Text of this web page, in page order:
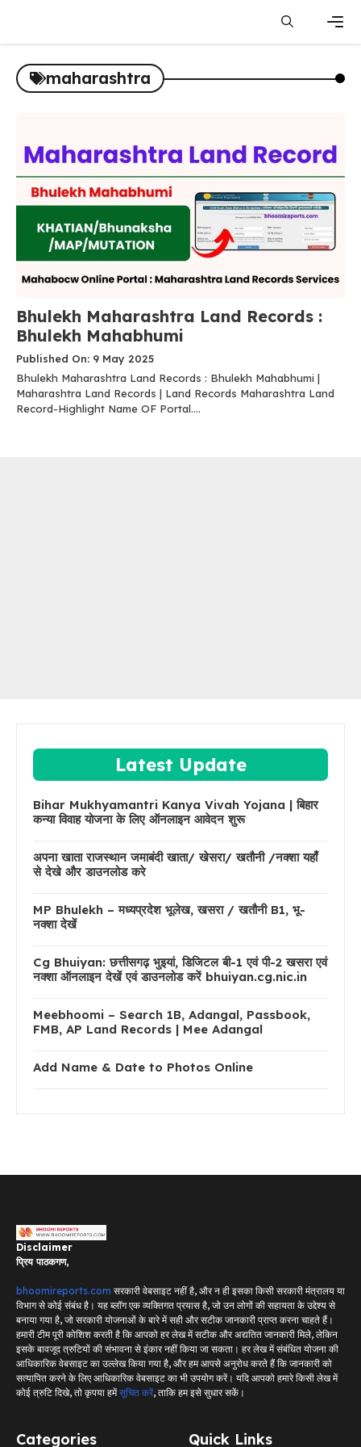
content
maharashtra
Bhulekh Maharashtra Land Records :
Bhulekh Mahabhumi
Published On: 9 May 2025
Bhulekh Maharashtra Land Records : Bhulekh Mahabhumi |
Maharashtra Land Records | Land Records Maharashtra Land
Record-Highlight Name OF Portal....
Latest Update
Bihar Mukhyamantri Kanya Vivah Yojana | बिहार
कन्या विवाह योजना के लिए ऑनलाइन आवेदन शुरू
अपना खाता राजस्थान जमाबंदी खाता/ खेसरा/ खतौनी /नक्शा यहाँ
से देखे और डाउनलोड करे
MP Bhulekh – मध्यप्रदेश भूलेख, खसरा / खतौनी B1, भू-
नक्शा देखें
Cg Bhuiyan: छत्तीसगढ़ भुइयां, डिजिटल बी-1 एवं पी-2 खसरा एवं
नक्शा ऑनलाइन देखें एवं डाउनलोड करें bhuiyan.cg.nic.in
Meebhoomi – Search 1B, Adangal, Passbook,
FMB, AP Land Records | Mee Adangal
Add Name & Date to Photos Online
Disclaimer
प्रिय पाठकगण,
bhoomireports.com सरकारी वेबसाइट नहीं है, और न ही इसका किसी सरकारी मंत्रालय या
विभाग से कोई संबंध है। यह ब्लॉग एक व्यक्तिगत प्रयास है, जो उन लोगों की सहायता के उद्देश्य से
बनाया गया है, जो सरकारी योजनाओं के बारे में सही और सटीक जानकारी प्राप्त करना चाहते हैं।
हमारी टीम पूरी कोशिश करती है कि आपको हर लेख में सटीक और अद्यतित जानकारी मिले, लेकिन
इसके बावजूद त्रुटियों की संभावना से इंकार नहीं किया जा सकता। हर लेख में संबंधित योजना की
आधिकारिक वेबसाइट का उल्लेख किया गया है, और हम आपसे अनुरोध करते हैं कि जानकारी को
सत्यापित करने के लिए आधिकारिक वेबसाइट का भी उपयोग करें। यदि आपको हमारे किसी लेख में
कोई त्रुटि दिखे, तो कृपया हमेंसूचित करें, ताकि हम इसे सुधार सकें।
Categories Quick Links